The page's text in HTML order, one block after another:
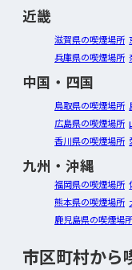
近畿
滋賀県の喫煙場所
兵庫県の喫煙場所
中国・四国
鳥取県の喫煙場所
広島県の喫煙場所
香川県の喫煙場所
九州・沖縄
福岡県の喫煙場所
熊本県の喫煙場所
鹿児島県の喫煙場
市区町村から